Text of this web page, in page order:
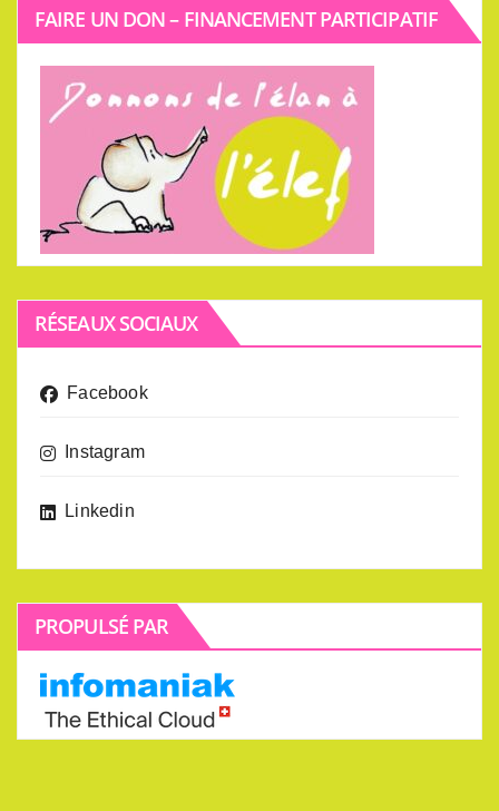
FAIRE UN DON – FINANCEMENT PARTICIPATIF
RÉSEAUX SOCIAUX
Facebook
Instagram
Linkedin
PROPULSÉ PAR